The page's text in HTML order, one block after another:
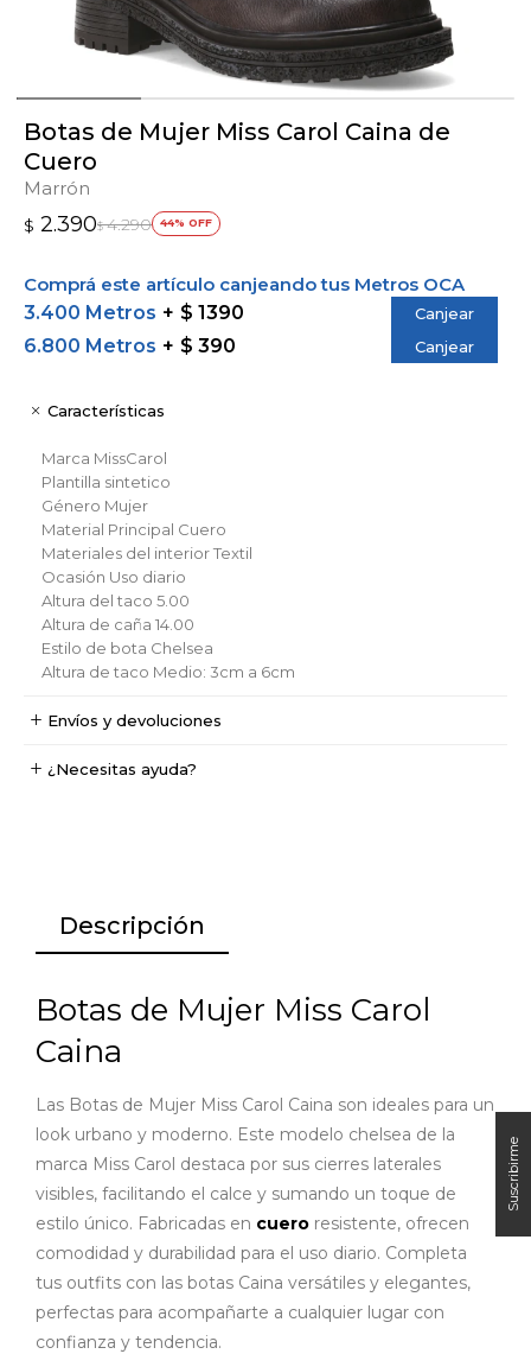
Botas de Mujer Miss Carol Caina de
Cuero
Marrón
$ 2.390$ 4.290 44
Comprá este artículo canjeando tus Metros OCA
3.400 Metros
$ 1390 Canjear
6.800 Metros $ 390 Canjear
Características
Marca MissCarol
Plantilla sintetico
Género Mujer
Material Principal Cuero
Materiales del interiorTextil
Ocasión Uso diario
Altura del taco 5.00
Altura de caña 14.00
Estilo de bota Chelsea
Altura de taco Medio: 3cm a 6cm
Envíos y devoluciones
¿Necesitas ayuda?
Descripción
Botas de Mujer Miss Carol
Caina
Las Botas de Mujer Miss Carol Caina son ideales para un
look urbano y moderno. Este modelo chelsea de la
marca Miss Carol destaca por sus cierres laterales
visibles, facilitando el calce y sumando un toque de
estilo único. Fabricadas en cuero resistente, ofrecen
comodidad y durabilidad para el uso diario. Completa
tus outfits con las botas Caina versátiles y elegantes,
perfectas para acompañarte a cualquier lugar con
confianza y tendencia.